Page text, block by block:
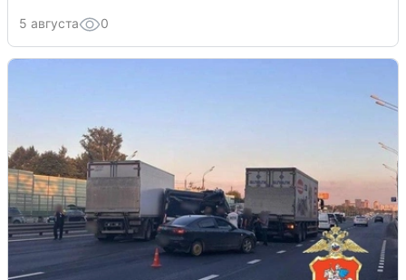
5 августа 0